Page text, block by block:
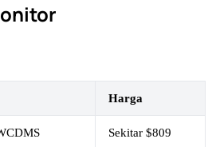
Harga
Sekitar $809